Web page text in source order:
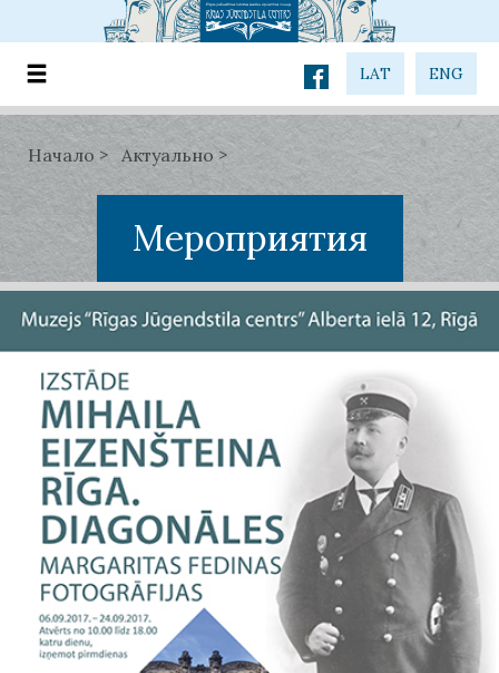
LAT ENG
Начало Актуально
Мероприятия